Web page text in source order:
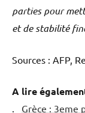
parties pour
et de stabilité
Sources : AFP,
A lire
Grèce : 3eme